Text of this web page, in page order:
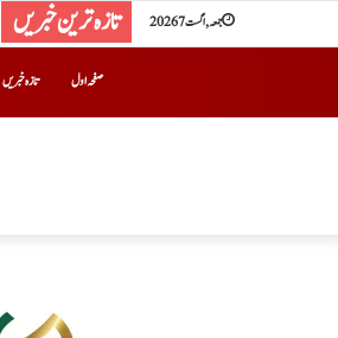
جمعہ, اگست 7 2026 تازہ ترین خبریں
صفحہ اول تازہ خبریں